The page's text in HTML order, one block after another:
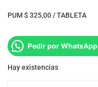
PUM $ 325,00 / TABLETA
Pedir por WhatsApp
Hay existencias